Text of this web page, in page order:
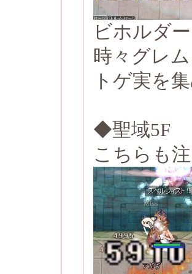
ビホルダ
時々グレ
トゲ実を
◆聖域5F
こちらも